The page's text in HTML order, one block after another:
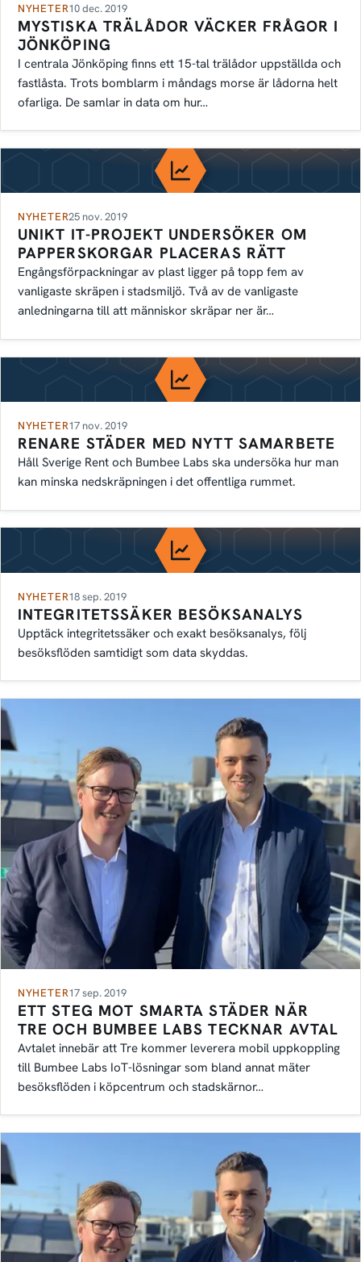
NYHETER10 dec. 2019
MYSTISKA TRÄLÅDOR VÄCKER FRÅGOR I
JÖNKÖPING
I centrala Jönköping finns ett 15-tal trälådor uppställda och
fastlåsta. Trots bomblarm i måndags morse är lådorna helt
ofarliga. De samlar in data om hur…
NYHETER25 nov. 2019
UNIKT IT-PROJEKT UNDERSÖKER OM
PAPPERSKORGAR PLACERAS RÄTT
Engångsförpackningar av plast ligger på topp fem av
vanligaste skräpen i stadsmiljö. Två av de vanligaste
anledningarna till att människor skräpar ner är…
NYHETER17 nov. 2019
RENARE STÄDER MED NYTT SAMARBETE
Håll Sverige Rent och Bumbee Labs ska undersöka hur man
kan minska nedskräpningen i det offentliga rummet.
NYHETER18 sep. 2019
INTEGRITETSSÄKER BESÖKSANALYS
Upptäck integritetssäker och exakt besöksanalys, följ
besöksflöden samtidigt som data skyddas.
NYHETER17 sep. 2019
ETT STEG MOT SMARTA STÄDER NÄR
TRE OCH BUMBEE LABS TECKNAR AVTAL
Avtalet innebär att Tre kommer leverera mobil uppkoppling
till Bumbee Labs IoT-lösningar som bland annat mäter
besöksflöden i köpcentrum och stadskärnor…